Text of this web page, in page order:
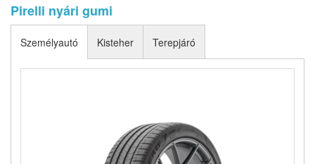
Pirelli nyári gumi
Személyautó Kisteher Terepjáró